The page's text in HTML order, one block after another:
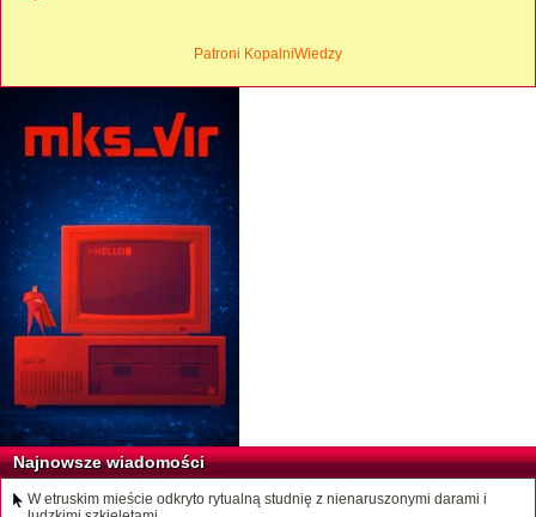
Patroni KopalniWiedzy
Najnowsze wiadomości
W etruskim mieście odkryto rytualną studnię z nienaruszonymi darami i